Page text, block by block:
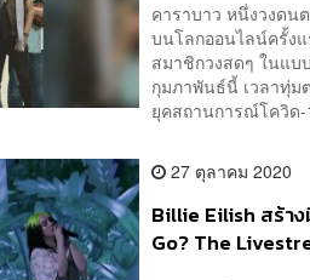
คาราบาว หนึ่งวงดน
บนโลกออนไลน์ครั้ง
สมาชิกวงสดๆ ในแบ
กุมภาพันธ์นี้ เวลาทุ่
ยุคสถานการณ์โควิด-
27 ตุลาคม 2020
Billie Eilish สร้า
Go? The